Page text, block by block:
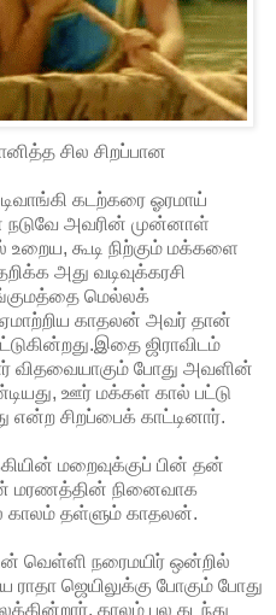
சில சிறப்பான
கடற்கரை ஓரமாய்
நடுவே அவரின் முன்னாள்
உறைய, கூடி நிற்கும் மக்களை
அது வடிவுக்கரசி
மெல்லக்
ஏமாற்றிய காதலன் அவர் தான்
ஜிராவிடம்
போது அவளின்
ஊர் மக்கள் கால் பட்டு
என்ற சிறப்பைக் காட்டினார்.
மறைவுக்குப் பின் தன்
மரணத்தின் நினைவாக
காலம் தள்ளும் காதலன்.
வெள்ளி நரைமயிர் ஒன்றில்
ஜெயிலுக்கு போகும் போது
காலம் பல கடந்து